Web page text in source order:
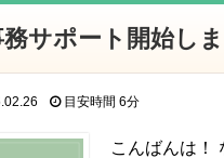
サポート開始しま
目安時間 6分
こんばんは